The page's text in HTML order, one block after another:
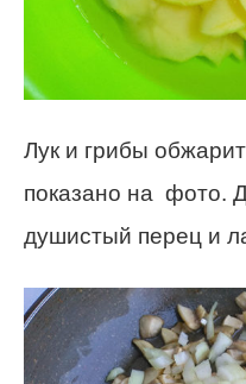
Лук и грибы
показано на фото.
душистый перец и